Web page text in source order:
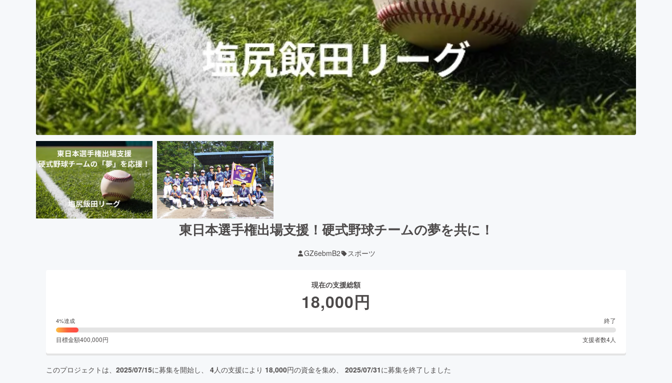
東日本選手権出場支援！硬式野球チームの夢を共に！
GZ6ebmB2 スポーツ
現在の支援総額
18,000円
4%達成 終了
目標金額400,000円 支援者数4人
このプロジェクトは、 2025/07/15に募集を開始し、 4人の支援により 18,000円の資金を集め、 2025/07/31に募集を終了しました